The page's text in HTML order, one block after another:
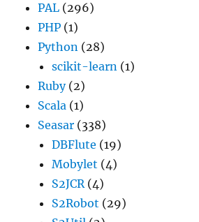
PAL (296)
PHP (1)
Python (28)
scikit-learn (1)
Ruby(2)
Scala (1)
Seasar (338)
DBFlute (19)
Mobylet (4)
S2JCR(4)
S2Robot (29)